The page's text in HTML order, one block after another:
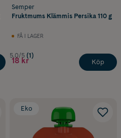
Semper
Fruktmums Klämmis Persika 110 g
FÅ I LAGER
5.0/5 (1)
18 kr Köp
Eko